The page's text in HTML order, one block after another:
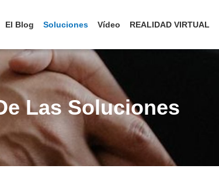
El Blog Soluciones Vídeo REALIDAD VIRTUAL
Las Soluciones